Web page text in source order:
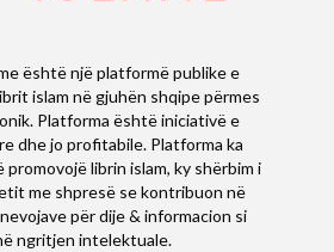
është një platformë publike e
islam në gjuhën shqipe përmes
Platforma është iniciativë e
dhe jo profitabile. Platforma ka
promovojë librin islam, ky shërbim i
me shpresë se kontribuon në
për dije & informacion si
ngritjen intelektuale.